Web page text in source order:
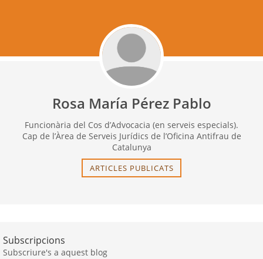
Rosa María Pérez Pablo
Funcionària del Cos d’Advocacia (en serveis especials).
Cap de l’Àrea de Serveis Jurídics de l’Oficina Antifrau de
Catalunya
ARTICLES PUBLICATS
Subscripcions
Subscriure's a aquest blog